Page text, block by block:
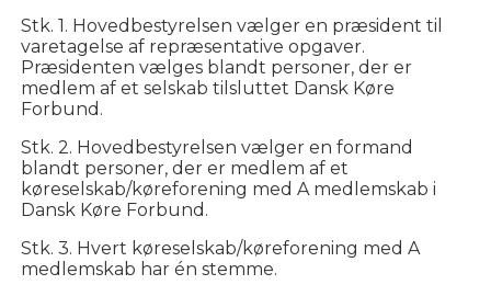
Stk. 1. Hovedbestyrelsen vælger en præsident til
varetagelse af repræsentative opgaver.
Præsidenten vælges blandt personer, der er
medlem af et selskab tilsluttet Dansk Køre
Forbund.
Stk. 2. Hovedbestyrelsen vælger en formand
blandt personer, der er medlem af et
køreselskab/køreforening med A medlemskab i
Dansk Køre Forbund.
Stk. 3. Hvert køreselskab/køreforening med A
medlemskab har én stemme.